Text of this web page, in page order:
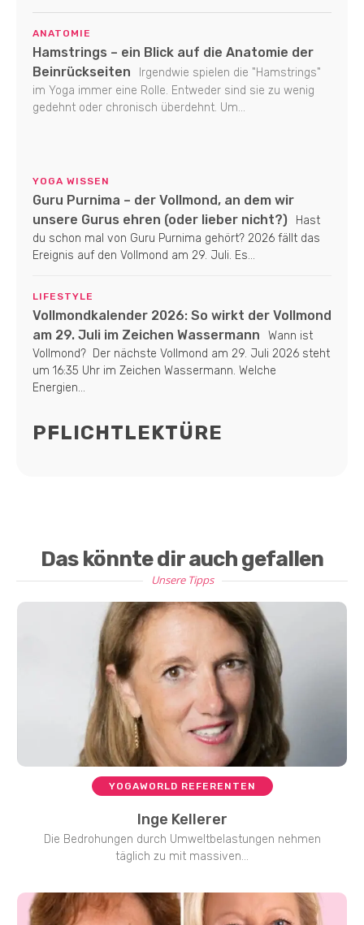
ANATOMIE
Hamstrings – ein Blick auf die Anatomie der
Beinrückseiten
Irgendwie spielen die "Hamstrings"
im Yoga immer eine Rolle. Entweder sind sie zu wenig
gedehnt oder chronisch überdehnt. Um...
YOGA WISSEN
Guru Purnima – der Vollmond, an dem wir
unsere Gurus ehren (oder lieber nicht?)
Hast
du schon mal von Guru Purnima gehört? 2026 fällt das
Ereignis auf den Vollmond am 29. Juli. Es...
LIFESTYLE
Vollmondkalender 2026: So wirkt der Vollmond
am 29. Juli im Zeichen Wassermann
Wann ist
Vollmond? Der nächste Vollmond am 29. Juli 2026 steht
um 16:35 Uhr im Zeichen Wassermann. Welche
Energien...
PFLICHTLEKTÜRE
Das könnte dir auch gefallen
Unsere Tipps
YOGAWORLD REFERENTEN
Inge Kellerer
Die Bedrohungen durch Umweltbelastungen nehmen
täglich zu mit massiven...